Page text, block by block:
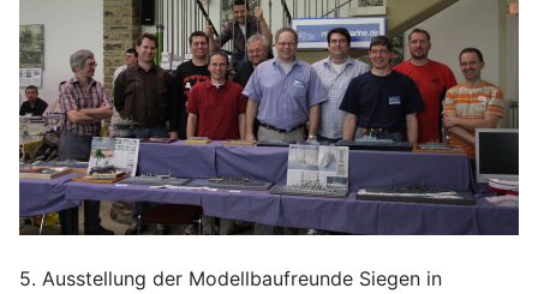
5. Ausstellung der Modellbaufreunde Siegen in